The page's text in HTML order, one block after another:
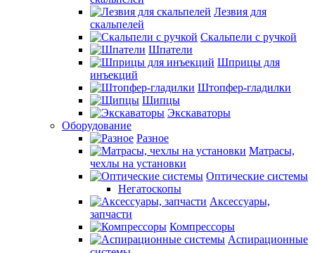
Лезвия для
скальпелей
Скальпели с ручкой
Шпатели
Шприцы для
инъекций
Штопфер-гладилки
Щипцы
Экскаваторы
Оборудование
Разное
Матрасы,
чехлы на установки
Оптические системы
Негатоскопы
Аксессуары,
запчасти
Компрессоры
Аспирационные